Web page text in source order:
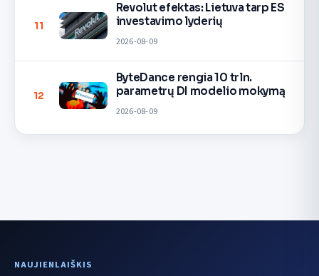
11
Revolut efektas: Lietuva tarp ES
investavimo lyderių
2026-08-09
12
ByteDance rengia 10 trln.
parametrų DI modelio mokymą
2026-08-09
NAUJIENLAIŠKIS